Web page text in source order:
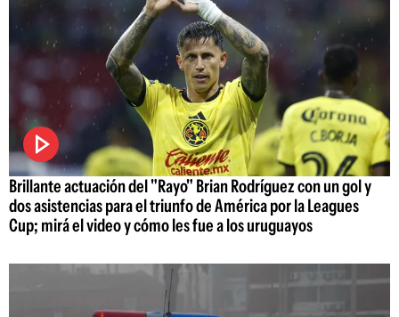
Brillante actuación del "Rayo" Brian Rodríguez con un gol y
dos asistencias para el triunfo de América por la Leagues
Cup; mirá el video y cómo les fue a los uruguayos